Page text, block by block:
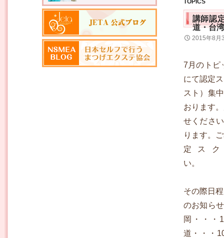
TOPICS
講師認
道・台
2015年8月
7月のトピ
にて認定
スト）集
おります
せくださ
ります。
定ス
その際日
のお知ら
岡・・・
道・・・